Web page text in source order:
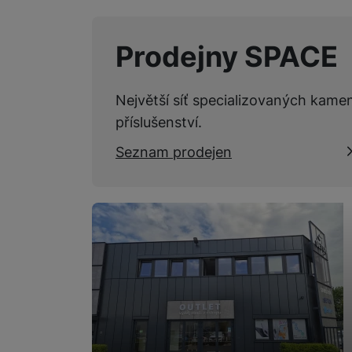
Prodejny SPACE
Největší síť specializovaných
příslušenství.
Seznam prodejen